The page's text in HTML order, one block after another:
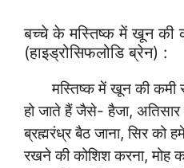
बच्चे के मस्तिष्क में खून की
(हाइड्रोसिफलोडि ब्रेन) :
मस्तिष्क में खून की कमी से
हो जाते हैं जैसे- हैजा, अतिसार
ब्रह्मरंध्र बैठ जाना, सिर
रखने की कोशिश करना, मोह